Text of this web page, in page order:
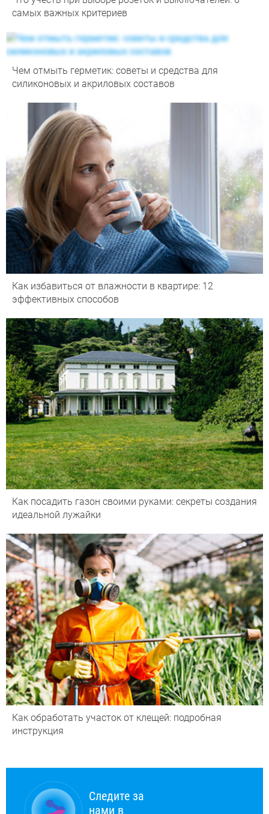
самых важных критериев
Чем отмыть герметик: советы и средства для
силиконовых и акриловых составов
Как избавиться от влажности в квартире: 12
эффективных способов
Как посадить газон своими руками: секреты создания
идеальной лужайки
Как обработать участок от клещей: подробная
инструкция
Следите за
нами в